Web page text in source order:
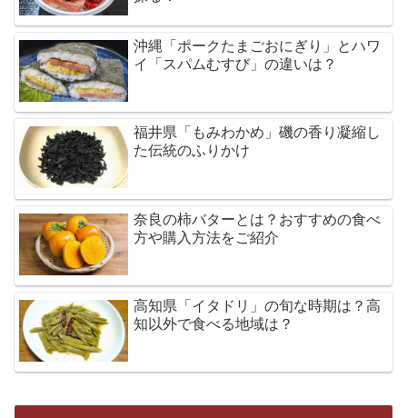
沖縄「ポークたまごおにぎり」とハワ
イ「スパムむすび」の違いは？
福井県「もみわかめ」磯の香り凝縮し
た伝統のふりかけ
奈良の柿バターとは？おすすめの食べ
方や購入方法をご紹介
高知県「イタドリ」の旬な時期は？高
知以外で食べる地域は？